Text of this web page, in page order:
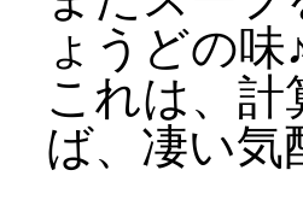
ょうどの味
これは、
ば、凄い気